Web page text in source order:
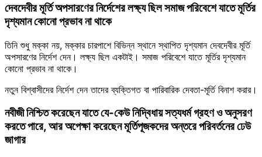
দেবদেবীর মূর্তি অপসারণের নির্দেশের লক্ষ্য ছিল সমাজ পরিবেশে যাতে মূর্তির
দৃশ্যমান কোনো প্রভাব না থাকে
তিনি শুধু মক্কা নয়, মক্কার চারপাশে বিভিন্ন স্থানে স্থাপিত দৃশ্যমান দেবদেবীর মূর্তি
অপসারণের নির্দেশ দেন। লক্ষ্য ছিল একটাই। সমাজ পরিবেশে যাতে মূর্তির দৃশ্যমান
কোনো প্রভাব না থাকে।
নতুন বিশ্বাসীদের নির্দেশ দেন তাদের ব্যক্তিগত বা পারিবারিক দেবতা-মূর্তি বিনাশ করার।
নবীজী নিশ্চিত করেছেন যাতে যে-কেউ নিদ্বিধায় সত্যধর্ম গ্রহণ ও অনুসরণ
করতে পারে, আর অপেক্ষা করেছেন মূর্তিপূজকদের অন্তরে পরিবর্তনের ঢেউ
জাগার